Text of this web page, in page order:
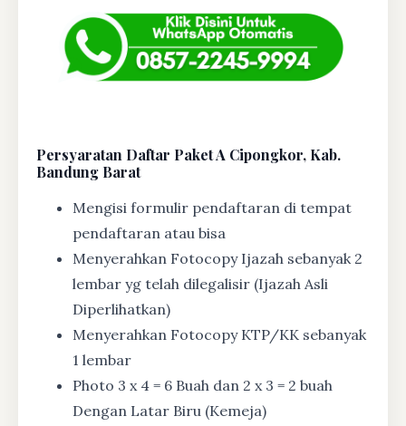
Persyaratan Daftar Paket A Cipongkor, Kab.
Bandung Barat
Mengisi formulir pendaftaran di tempat
pendaftaran atau bisa
Menyerahkan Fotocopy Ijazah sebanyak 2
lembar yg telah dilegalisir (Ijazah Asli
Diperlihatkan)
Menyerahkan Fotocopy KTP/KK sebanyak
1 lembar
Photo 3 x 4 = 6 Buah dan 2 x 3 = 2 buah
Dengan Latar Biru (Kemeja)